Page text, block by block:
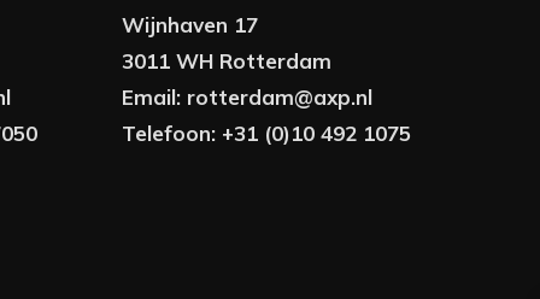
Wijnhaven 17
3011 WH Rotterdam
Email: rotterdam@axp.nl
Telefoon: +31 (0)10 492 1075